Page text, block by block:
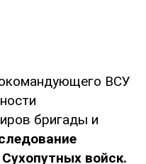
ВСУ
бригады и
войск.